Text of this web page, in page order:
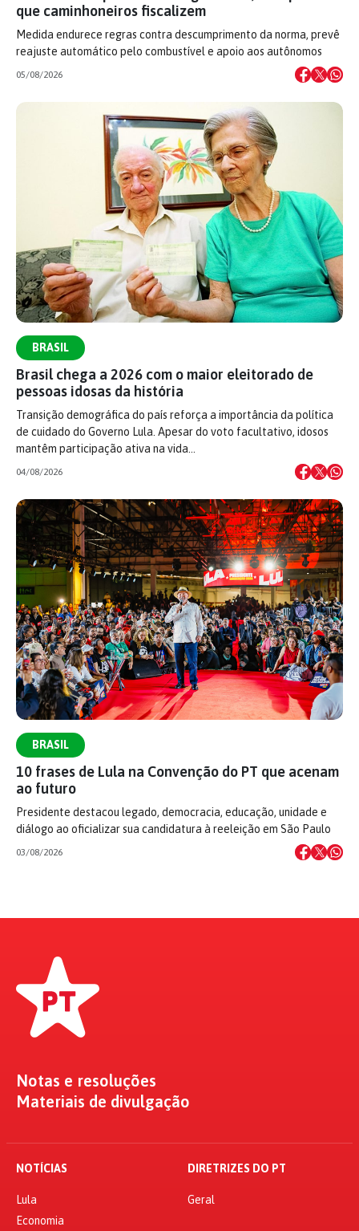
que caminhoneiros fiscalizem
Medida endurece regras contra descumprimento da norma, prevê
reajuste automático pelo combustível e apoio aos autônomos
05/08/2026
BRASIL
Brasil chega a 2026 com o maior eleitorado de
pessoas idosas da história
Transição demográfica do país reforça a importância da política
de cuidado do Governo Lula. Apesar do voto facultativo, idosos
mantêm participação ativa na vida…
04/08/2026
BRASIL
10 frases de Lula na Convenção do PT que acenam
ao futuro
Presidente destacou legado, democracia, educação, unidade e
diálogo ao oficializar sua candidatura à reeleição em São Paulo
03/08/2026
Notas e resoluções
Materiais de divulgação
NOTÍCIAS
Lula
Economia
DIRETRIZES DO PT
Geral